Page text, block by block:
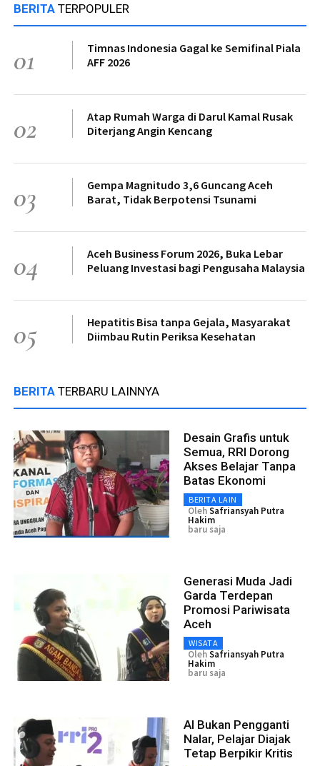
BERITA TERPOPULER
01
Timnas Indonesia Gagal ke Semifinal Piala
AFF 2026
02
Atap Rumah Warga di Darul Kamal Rusak
Diterjang Angin Kencang
03
Gempa Magnitudo 3,6 Guncang Aceh
Barat, Tidak Berpotensi Tsunami
04
Aceh Business Forum 2026, Buka Lebar
Peluang Investasi bagi Pengusaha Malaysia
05
Hepatitis Bisa tanpa Gejala, Masyarakat
Diimbau Rutin Periksa Kesehatan
BERITA TERBARU LAINNYA
Desain Grafis untuk
Semua, RRI Dorong
Akses Belajar Tanpa
Batas Ekonomi
BERITA LAIN
OlehSafriansyah Putra
Hakim
baru saja
Generasi Muda Jadi
Garda Terdepan
Promosi Pariwisata
Aceh
WISATA
OlehSafriansyah Putra
Hakim
baru saja
AI Bukan Pengganti
Nalar, Pelajar Diajak
Tetap Berpikir Kritis